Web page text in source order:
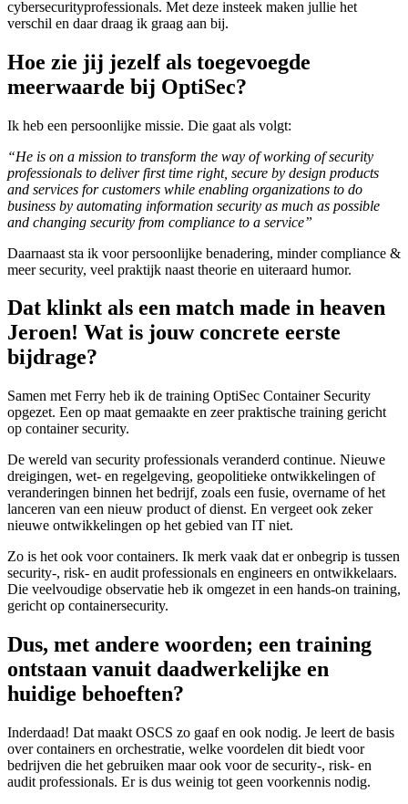
cybersecurityprofessionals. Met deze insteek maken jullie het
verschil en daar draag ik graag aan bij.
Hoe zie jij jezelf als toegevoegde
meerwaarde bij OptiSec?
Ik heb een persoonlijke missie. Die gaat als volgt:
“He is on a mission to transform the way of working of security
professionals to deliver first time right, secure by design products
and services for customers while enabling organizations to do
business by automating information security as much as possible
and changing security from compliance to a service”
Daarnaast sta ik voor persoonlijke benadering, minder compliance &
meer security, veel praktijk naast theorie en uiteraard humor.
Dat klinkt als een match made in heaven
Jeroen! Wat is jouw concrete eerste
bijdrage?
Samen met Ferry heb ik de training OptiSec Container Security
opgezet. Een op maat gemaakte en zeer praktische training gericht
op container security.
De wereld van security professionals veranderd continue. Nieuwe
dreigingen, wet- en regelgeving, geopolitieke ontwikkelingen of
veranderingen binnen het bedrijf, zoals een fusie, overname of het
lanceren van een nieuw product of dienst. En vergeet ook zeker
nieuwe ontwikkelingen op het gebied van IT niet.
Zo is het ook voor containers. Ik merk vaak dat er onbegrip is tussen
security-, risk- en audit professionals en engineers en ontwikkelaars.
Die veelvoudige observatie heb ik omgezet in een hands-on training,
gericht op containersecurity.
Dus, met andere woorden; een training
ontstaan vanuit daadwerkelijke en
huidige behoeften?
Inderdaad! Dat maakt OSCS zo gaaf en ook nodig. Je leert de basis
over containers en orchestratie, welke voordelen dit biedt voor
bedrijven die het gebruiken maar ook voor de security-, risk- en
audit professionals. Er is dus weinig tot geen voorkennis nodig.